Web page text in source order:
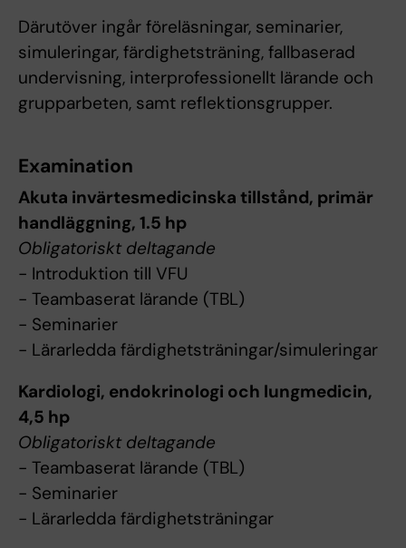
Därutöver ingår föreläsningar, seminarier,
simuleringar, färdighetsträning, fallbaserad
undervisning, interprofessionellt lärande och
grupparbeten, samt reflektionsgrupper.
Examination
Akuta invärtesmedicinska tillstånd, primär
handläggning, 1.5 hp
Obligatoriskt deltagande
- Introduktion till VFU
- Teambaserat lärande (TBL)
- Seminarier
- Lärarledda färdighetsträningar/simuleringar
Kardiologi, endokrinologi och lungmedicin,
4,5 hp
Obligatoriskt deltagande
- Teambaserat lärande (TBL)
- Seminarier
- Lärarledda färdighetsträningar